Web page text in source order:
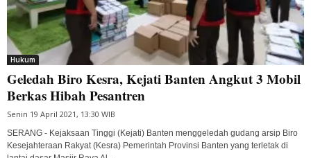
Hukum
Geledah Biro Kesra, Kejati Banten Angkut 3 Mobil
Berkas Hibah Pesantren
Senin 19 April 2021, 13:30 WIB
SERANG - Kejaksaan Tinggi (Kejati) Banten menggeledah gudang arsip Biro
Kesejahteraan Rakyat (Kesra) Pemerintah Provinsi Banten yang terletak di